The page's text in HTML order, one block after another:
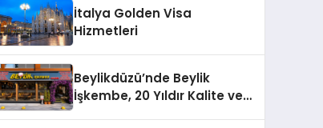
İtalya Golden Visa
Hizmetleri
Beylikdüzü’nde Beylik
İşkembe, 20 Yıldır Kalite ve